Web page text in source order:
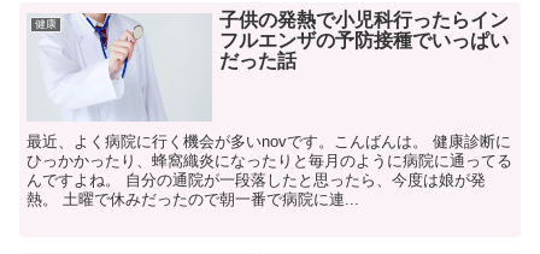
健康
子供の発熱で小児科行ったらイン
フルエンザの予防接種でいっぱい
だった話
最近、よく病院に行く機会が多いnovです。こんばんは。 健康診断に
ひっかかったり、蜂窩織炎になったりと毎月のように病院に通ってる
んですよね。 自分の通院が一段落したと思ったら、今度は娘が発
熱。 土曜で休みだったので朝一番で病院に連...